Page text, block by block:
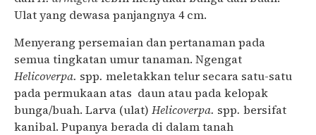
Ulat yang dewasa panjangnya 4 cm.
Menyerang persemaian dan pertanaman pada
semua tingkatan umur tanaman. Ngengat
Helicoverpa. spp. meletakkan telur secara satu-satu
pada permukaan atas daun atau pada kelopak
bunga/buah. Larva (ulat) Helicoverpa. spp. bersifat
kanibal. Pupanya berada di dalam tanah